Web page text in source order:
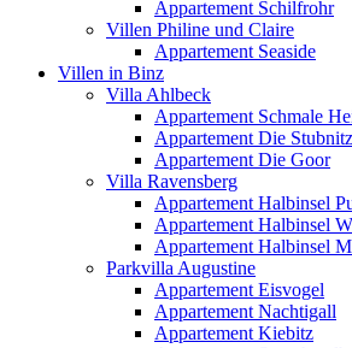
Appartement Schilfrohr
Villen Philine und Claire
Appartement Seaside
Villen in Binz
Villa Ahlbeck
Appartement Schmale
Appartement Die Stubnitz
Appartement Die Goor
Villa Ravensberg
Appartement Halbinsel
Appartement Halbinsel
Appartement Halbinsel
Parkvilla Augustine
Appartement Eisvogel
Appartement Nachtigall
Appartement Kiebitz